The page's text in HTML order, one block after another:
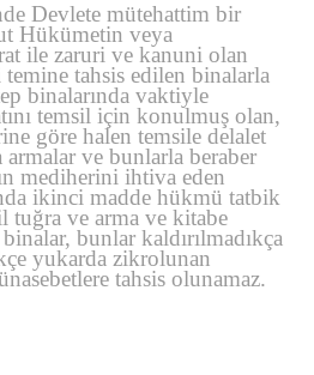
Devlete mütehattim bir
Hükümetin veya
ile zaruri ve kanuni olan
tahsis edilen binalarla
binalarında vaktiyle
temsil için konulmuş olan,
göre halen temsile delalet
armalar ve bunlarla beraber
mediherini ihtiva eden
ikinci madde hükmü tatbik
tuğra ve arma ve kitabe
bunlar kaldırılmadıkça
yukarda zikrolunan
tahsis olunamaz.